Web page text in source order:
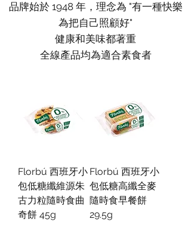
品牌始於 1948 年，理念為 "有一種快樂
為把自己照顧好"
健康和美味都著重
全線產品均為適合素食者
Florbú 西班牙小
包低糖纖維源朱
古力粒隨時食曲
奇餅 45g
Florbú 西班牙小
包低糖高纖全麥
隨時食早餐餅
29.5g